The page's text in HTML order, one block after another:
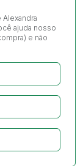
ajuda nosso
e não